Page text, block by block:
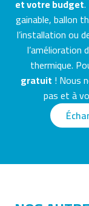
et votre budget.
gainable, ballon
l’installation ou
thermique.
gratuit ! Nous
pas et à